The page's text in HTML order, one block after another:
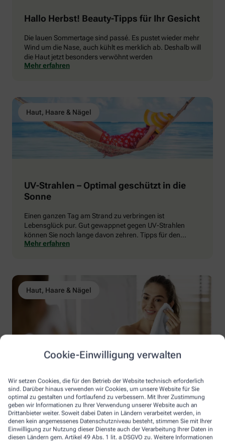
Cookie-Einwilligung verwalten
Wir setzen Cookies, die für den Betrieb der Website technisch erforderlich
sind. Darüber hinaus verwenden wir Cookies, um unsere Website für Sie
optimal zu gestalten und fortlaufend zu verbessern. Mit Ihrer Zustimmung
geben wir Informationen zu Ihrer Verwendung unserer Website auch an
Drittanbieter weiter. Soweit dabei Daten in Ländern verarbeitet werden, in
denen kein angemessenes Datenschutzniveau besteht, stimmen Sie mit Ihrer
Einwilligung zur Nutzung dieser Dienste auch der Verarbeitung Ihrer Daten in
diesen Ländern gem. Artikel 49 Abs. 1 lit. a DSGVO zu. Weitere Informationen
Hallo Herbst! Beauty-Tipps für Ihr Gesicht
Die lauen Sommertage sind passé. Es pustet wieder mehr
Wind um die Nase, auch kühlt es merklich ab. Deshalb will
die Haut jetzt besonders verwöhnt werden
Mehr erfahren
Haut, Haare & Nägel
UV-Strahlen – Optimal geschützt in die
Sonne
Einen ganzen Tag am Strand zu verbringen ist
Lebensglück pur. Gut gewappnet gegen UV-Strahlen
können Sie noch lange davon zehren. Tipps für den
richtigen Sonnenschutz.
Mehr erfahren
Haut, Haare & Nägel
Pflegeplus nach dem Sonnenbad – Was
After-Sun-Lotionen versorgen die Haut mit Feuchtigkeit,
kühlen und beruhigen. Warum Sonnenanbeter auf dieses
Extra nicht verzichten sollten.
Mehr erfahren